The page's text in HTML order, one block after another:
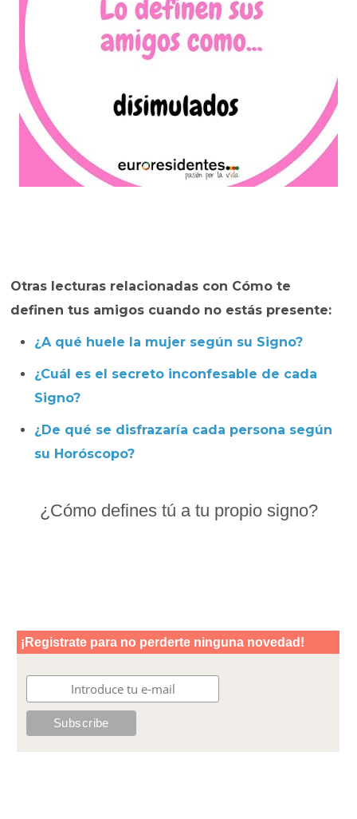
Otras lecturas relacionadas con Cómo te
definen tus amigos cuando no estás presente:
¿A qué huele la mujer según su Signo?
¿Cuál es el secreto inconfesable de cada
Signo?
¿De qué se disfrazaría cada persona según
su Horóscopo?
¿Cómo defines tú a tu propio signo?